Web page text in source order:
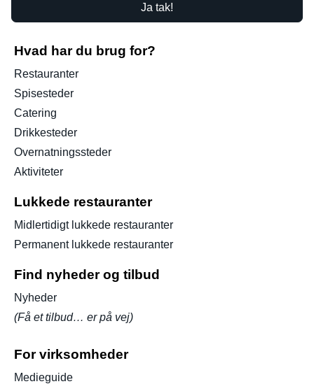
Ja tak!
Hvad har du brug for?
Restauranter
Spisesteder
Catering
Drikkesteder
Overnatningssteder
Aktiviteter
Lukkede restauranter
Midlertidigt lukkede restauranter
Permanent lukkede restauranter
Find nyheder og tilbud
Nyheder
(Få et tilbud… er på vej)
For virksomheder
Medieguide